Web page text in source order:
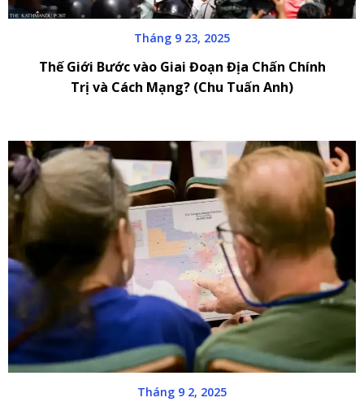
Tháng 9 23, 2025
Thế Giới Bước vào Giai Đoạn Địa Chấn Chính
Trị và Cách Mạng? (Chu Tuấn Anh)
Tháng 9 2, 2025